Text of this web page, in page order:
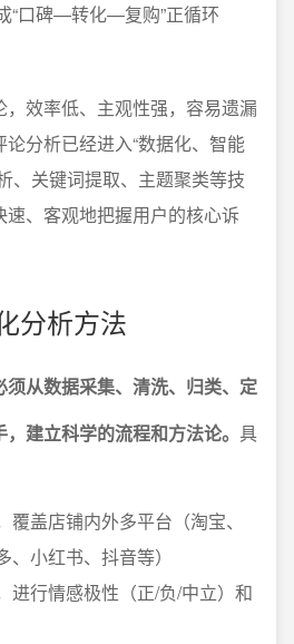
“口碑—转化—复购”正循环
效率低、主观性强，容易遗漏
分析已经进入“数据化、智能
、关键词提取、主题聚类等技
、客观地把握用户的核心诉
分析方法
从数据采集、清洗、归类、定
建立科学的流程和方法论。 具
覆盖店铺内外多平台（淘宝、
小红书、抖音等）
进行情感极性（正/负/中立）和